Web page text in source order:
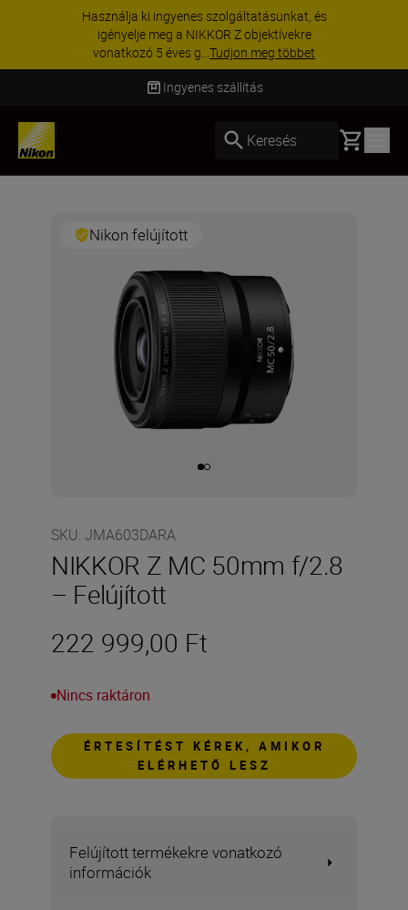
Használja ki ingyenes szolgáltatásunkat, és
igényelje meg a NIKKOR Z objektívekre
vonatkozó 5 éves g...Tudjon meg többet
Ingyenes szállítás
Keresés Basket
Nikon felújított
SKU: JMA603DARA
NIKKOR Z MC 50mm f/2.8
– Felújított
222 999,00 Ft
Nincs raktáron
ÉRTESÍTÉST KÉREK, AMIKOR
ELÉRHETŐ LESZ
Felújított termékekre vonatkozó
információk